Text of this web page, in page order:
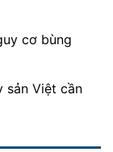
cơ bùng
sản Việt cần